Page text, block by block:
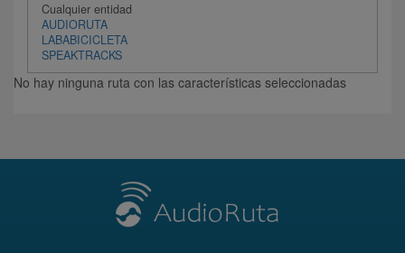
Cualquier entidad
AUDIORUTA
LABABICICLETA
SPEAKTRACKS
No hay ninguna ruta con las características seleccionadas